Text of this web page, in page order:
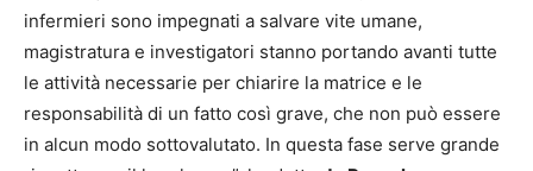
infermieri sono impegnati a salvare vite umane,
magistratura e investigatori stanno portando avanti tutte
le attività necessarie per chiarire la matrice e le
responsabilità di un fatto così grave, che non può essere
in alcun modo sottovalutato. In questa fase serve grande